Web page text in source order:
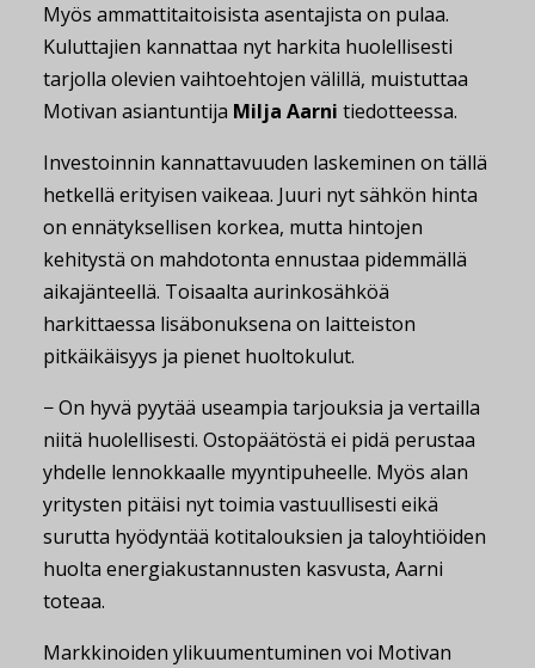
Myös ammattitaitoisista asentajista on pulaa.
Kuluttajien kannattaa nyt harkita huolellisesti
tarjolla olevien vaihtoehtojen välillä, muistuttaa
Motivan asiantuntija Milja Aarni tiedotteessa.
Investoinnin kannattavuuden laskeminen on tällä
hetkellä erityisen vaikeaa. Juuri nyt sähkön hinta
on ennätyksellisen korkea, mutta hintojen
kehitystä on mahdotonta ennustaa pidemmällä
aikajänteellä. Toisaalta aurinkosähköä
harkittaessa lisäbonuksena on laitteiston
pitkäikäisyys ja pienet huoltokulut.
− On hyvä pyytää useampia tarjouksia ja vertailla
niitä huolellisesti. Ostopäätöstä ei pidä perustaa
yhdelle lennokkaalle myyntipuheelle. Myös alan
yritysten pitäisi nyt toimia vastuullisesti eikä
surutta hyödyntää kotitalouksien ja taloyhtiöiden
huolta energiakustannusten kasvusta, Aarni
toteaa.
Markkinoiden ylikuumentuminen voi Motivan